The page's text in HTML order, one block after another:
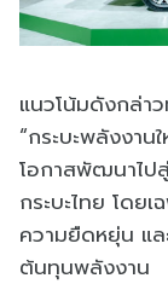
แนวโน้มดังกล่าว
“กระบะพลังงาน
โอกาสพัฒนาไป
กระบะไทย โดย
ความยืดหยุ่น แ
ต้นทุนพลังงาน